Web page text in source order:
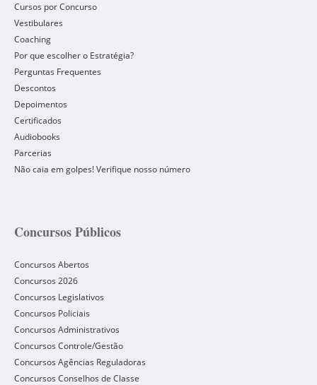
Cursos por Concurso
Vestibulares
Coaching
Por que escolher o Estratégia?
Perguntas Frequentes
Descontos
Depoimentos
Certificados
Audiobooks
Parcerias
Não caia em golpes! Verifique nosso número
Concursos Públicos
Concursos Abertos
Concursos 2026
Concursos Legislativos
Concursos Policiais
Concursos Administrativos
Concursos Controle/Gestão
Concursos Agências Reguladoras
Concursos Conselhos de Classe